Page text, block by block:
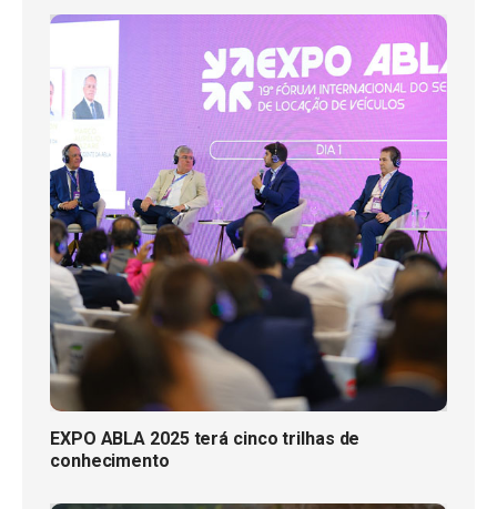
EXPO ABLA 2025 terá cinco trilhas de
conhecimento